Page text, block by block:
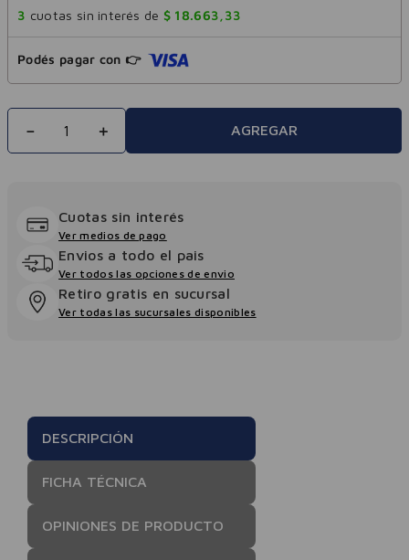
3 cuotas sin interés de $ 18.663, 33
Podés pagar con 👉
＋
－ AGREGAR
Cuotas sin interés
Ver medios de pago
Envios a todo el pais
Ver todos las opciones de envio
Retiro gratis en sucursal
Ver todas las sucursales disponibles
DESCRIPCIÓN
FICHA TÉCNICA
OPINIONES DE PRODUCTO